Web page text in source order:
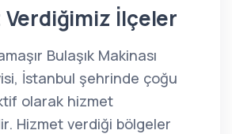
İlçeler
Bulaşık Makinası
İstanbul şehrinde çoğu
olarak hizmet
Hizmet verdiği bölgeler